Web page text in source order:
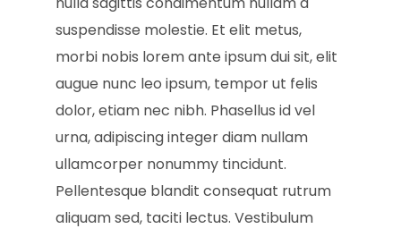
suspendisse molestie. Et elit metus,
morbi nobis lorem ante ipsum dui sit, elit
augue nunc leo ipsum, tempor ut felis
dolor, etiam nec nibh. Phasellus id vel
urna, adipiscing integer diam nullam
ullamcorper nonummy tincidunt.
Pellentesque blandit consequat rutrum
aliquam sed, taciti lectus. Vestibulum